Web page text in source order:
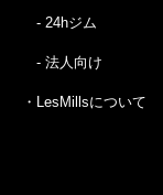
- 24hジム
- 法人向け
・LesMillsについて